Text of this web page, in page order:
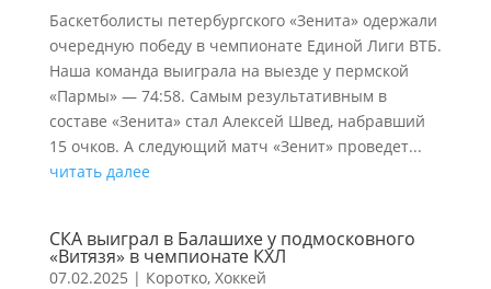
Баскетболисты петербургского «Зенита» одержали
очередную победу в чемпионате Единой Лиги ВТБ.
Наша команда выиграла на выезде у пермской
«Пармы» — 74:58. Самым результативным в
составе «Зенита» стал Алексей Швед, набравший
15 очков. А следующий матч «Зенит» проведет...
читать далее
СКА выиграл в Балашихе у подмосковного
«Витязя» в чемпионате КХЛ
07.02.2025 | Коротко, Хоккей